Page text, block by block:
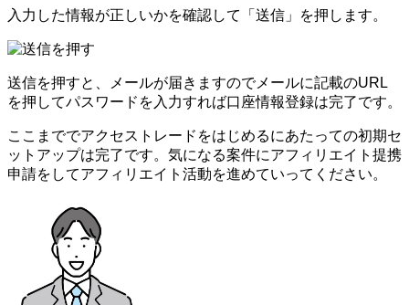
入力した情報が正しいかを確認して「送信」を押します。
送信を押すと、メールが届きますのでメールに記載のURL
を押してパスワードを入力すれば口座情報登録は完了です。
ここまででアクセストレードをはじめるにあたっての初期セ
ットアップは完了です。気になる案件にアフィリエイト提携
申請をしてアフィリエイト活動を進めていってください。